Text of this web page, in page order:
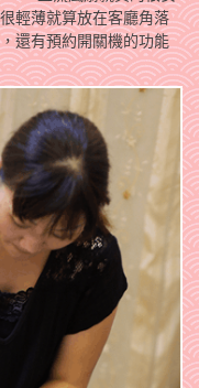
輕薄就算放在客廳角落
還有預約開關機的功能